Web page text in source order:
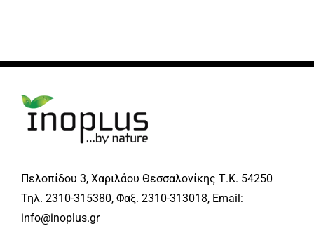
Πελοπίδου 3, Χαριλάου Θεσσαλονίκης Τ.Κ. 54250
Τηλ. 2310-315380, Φαξ. 2310-313018, Email:
info@inoplus.gr